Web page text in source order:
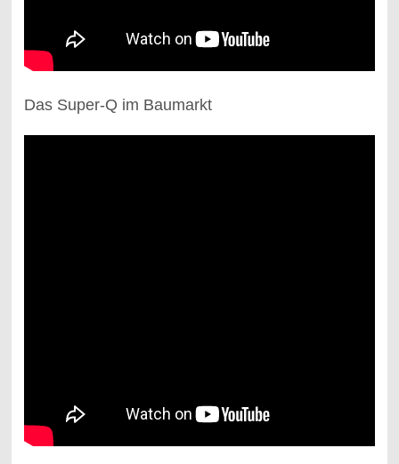
Das Super-Q im Baumarkt